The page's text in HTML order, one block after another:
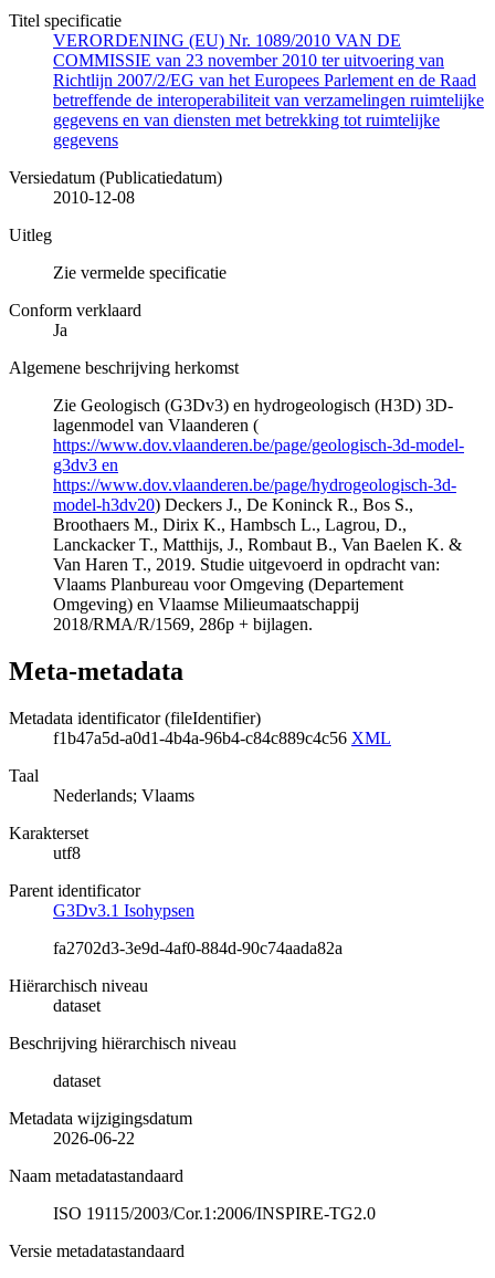
Titel specificatie
VERORDENING (EU) Nr. 1089/2010 VAN DE
COMMISSIE van 23 november 2010 ter uitvoering van
Richtlijn 2007/2/EG van het Europees Parlement en de Raad
betreffende de interoperabiliteit van verzamelingen ruimtelijke
gegevens en van diensten met betrekking tot ruimtelijke
gegevens
Versiedatum (Publicatiedatum)
2010-12-08
Uitleg
Zie vermelde specificatie
Conform verklaard
Ja
Algemene beschrijving herkomst
Zie Geologisch (G3Dv3) en hydrogeologisch (H3D) 3D-
lagenmodel van Vlaanderen (
https://www.dov.vlaanderen.be/page/geologisch-3d-model-
g3dv3 en
https://www.dov.vlaanderen.be/page/hydrogeologisch-3d-
model-h3dv20) Deckers J., De Koninck R., Bos S.,
Broothaers M., Dirix K., Hambsch L., Lagrou, D.,
Lanckacker T., Matthijs, J., Rombaut B., Van Baelen K. &
Van Haren T., 2019. Studie uitgevoerd in opdracht van:
Vlaams Planbureau voor Omgeving (Departement
Omgeving) en Vlaamse Milieumaatschappij
2018/RMA/R/1569, 286p + bijlagen.
Meta-metadata
Metadata identificator (fileIdentifier)
f1b47a5d-a0d1-4b4a-96b4-c84c889c4c56 XML
Taal
Nederlands; Vlaams
Karakterset
utf8
Parent identificator
G3Dv3.1 Isohypsen
fa2702d3-3e9d-4af0-884d-90c74aada82a
Hiërarchisch niveau
dataset
Beschrijving hiërarchisch niveau
dataset
Metadata wijzigingsdatum
2026-06-22
Naam metadatastandaard
ISO 19115/2003/Cor.1:2006/INSPIRE-TG2.0
Versie metadatastandaard